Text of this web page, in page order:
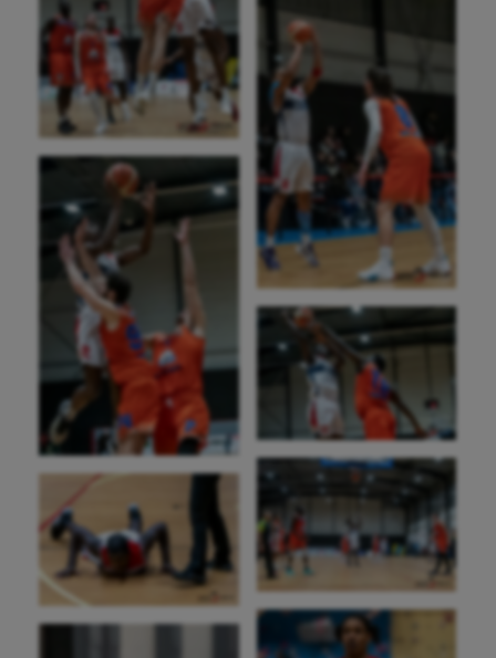
Football américain
Futsal
Golf
Gymnastique
Gymnastique rythmique
Haltérophilie
Handisport
Hippisme
Jeux Olympiques et Paralympiques
Kayak-polo
Longue paume
Moto
Natation